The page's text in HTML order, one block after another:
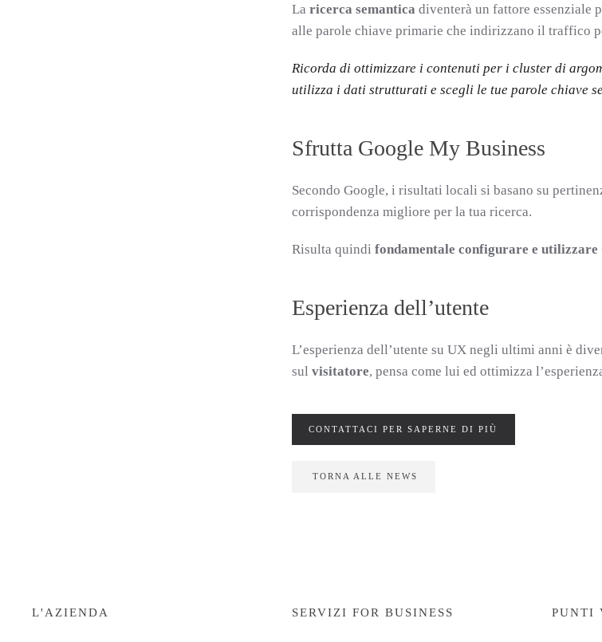
La ricerca semantica diventerà un fattore essenziale
alle parole chiave primarie che indirizzano il traffico
Ricorda di ottimizzare i contenuti per i cluster di
utilizza i dati strutturati e scegli le tue parole chiave
Sfrutta Google My Business
Secondo Google, i risultati locali si basano su
corrispondenza migliore per la tua ricerca.
Risulta quindi fondamentale configurare e utilizzare
Esperienza dell’utente
L’esperienza dell’utente su UX negli ultimi anni è
sul visitatore, pensa come lui ed ottimizza
CONTATTACI PER SAPERNE DI PIÙ
TORNA ALLE NEWS
L'AZIENDA SERVIZI FOR BUSINESS PUNTI